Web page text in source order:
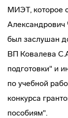
МИЭТ, которое
Александрович
был заслушан
ВП Ковалева
подготовки" и
по учебной
конкурса
пособиям".